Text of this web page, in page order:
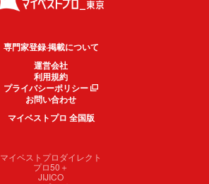
専門家登録·掲載について
運営会社
利用規約
プライバシーポリシー
お問い合わせ
マイベストプロ 全国版
マイベストプロダイレクト
プロ50＋
JIJICO